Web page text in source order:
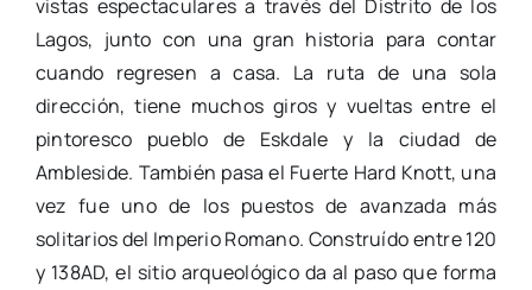
vistas espectaculares a través del Distrito de los
Lagos, junto con una gran historia para contar
cuando regresen a casa. La ruta de una sola
dirección, tiene muchos giros y vueltas entre el
pintoresco pueblo de Eskdale y la ciudad de
Ambleside. También pasa el Fuerte Hard Knott, una
vez fue uno de los puestos de avanzada más
solitarios del Imperio Romano. Construído entre 120
y 138AD, el sitio arqueológico da al paso que forma